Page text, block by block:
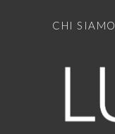
CHI SIAMO